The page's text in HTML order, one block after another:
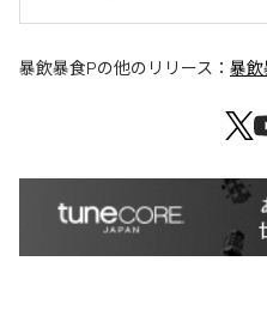
暴飲暴食Pの他のリリース： 暴飲